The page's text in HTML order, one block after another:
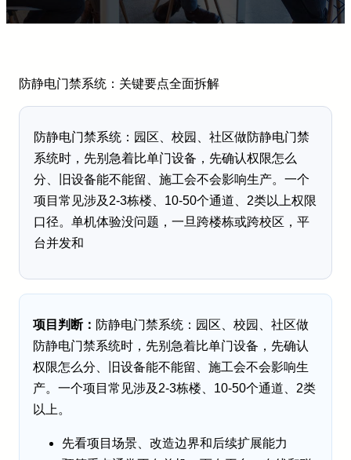
防静电门禁系统：关键要点全面拆解
防静电门禁系统：园区、校园、社区做防静电门禁
系统时，先别急着比单门设备，先确认权限怎么
分、旧设备能不能留、施工会不会影响生产。一个
项目常见涉及2-3栋楼、10-50个通道、2类以上权限
口径。单机体验没问题，一旦跨楼栋或跨校区，平
台并发和
项目判断： 防静电门禁系统：园区、校园、社区做
防静电门禁系统时，先别急着比单门设备，先确认
权限怎么分、旧设备能不能留、施工会不会影响生
产。一个项目常见涉及2-3栋楼、10-50个通道、2类
以上。
先看项目场景、改造边界和后续扩展能力